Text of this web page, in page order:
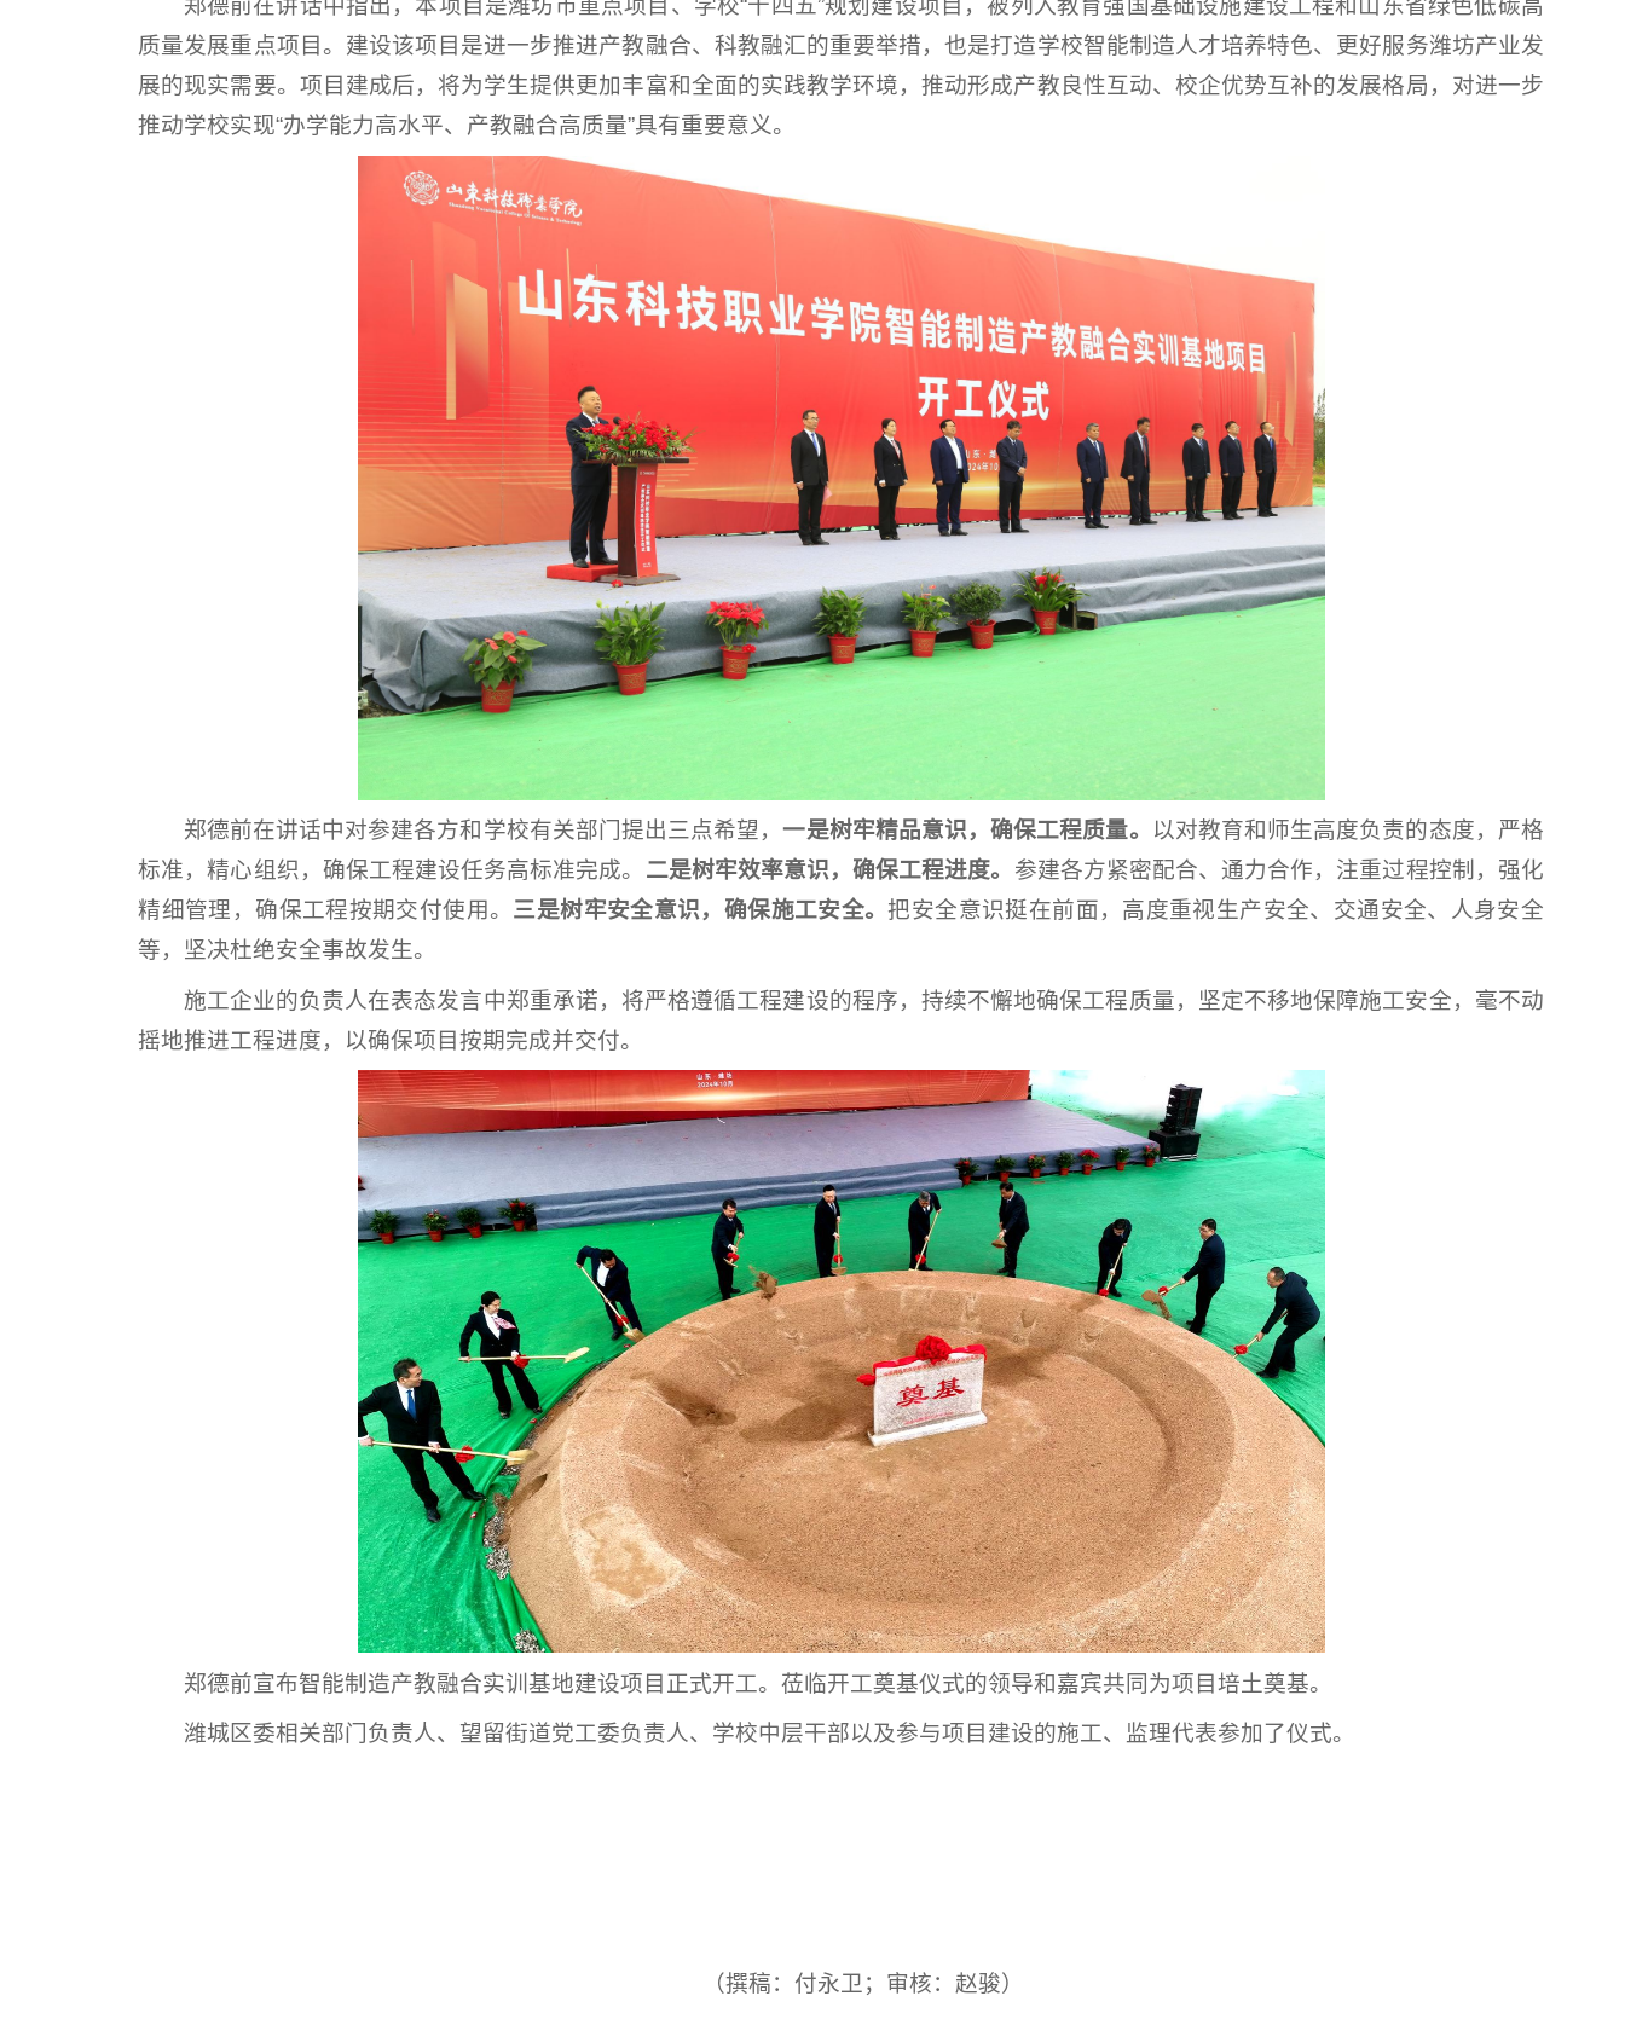
郑德前在讲话中指出，本项目是潍坊市重点项目、学校“十四五”规划建设项目，被列入教育强国基础设施建设工程和山东省绿色低碳高
质量发展重点项目。建设该项目是进一步推进产教融合、科教融汇的重要举措，也是打造学校智能制造人才培养特色、更好服务潍坊产业发
展的现实需要。项目建成后，将为学生提供更加丰富和全面的实践教学环境，推动形成产教良性互动、校企优势互补的发展格局，对进一步
推动学校实现“办学能力高水平、产教融合高质量”具有重要意义。
郑德前在讲话中对参建各方和学校有关部门提出三点希望，一是树牢精品意识，确保工程质量。
以对教育和师生高度负责的态度，严格
标准，精心组织，确保工程建设任务高标准完成。 二是树牢效率意识，确保工程进度。 参建各方紧密配合、通力合作，注重过程控制，强化
精细管理，确保工程按期交付使用。 三是树牢安全意识，确保施工安全。把安全意识挺在前面，高度重视生产安全、交通安全、人身安全
等，坚决杜绝安全事故发生。
施工企业的负责人在表态发言中郑重承诺，将严格遵循工程建设的程序，持续不懈地确保工程质量，坚定不移地保障施工安全，毫不动
摇地推进工程进度，以确保项目按期完成并交付。
郑德前宣布智能制造产教融合实训基地建设项目正式开工。莅临开工奠基仪式的领导和嘉宾共同为项目培土奠基。
潍城区委相关部门负责人、望留街道党工委负责人、学校中层干部以及参与项目建设的施工、监理代表参加了仪式。
（撰稿：付永卫；审核：赵骏）